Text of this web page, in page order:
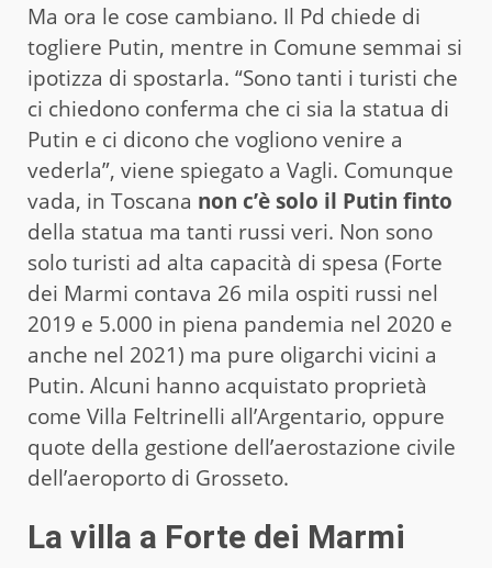
Ma ora le cose cambiano. Il Pd chiede di
togliere Putin, mentre in Comune semmai si
ipotizza di spostarla. “Sono tanti i turisti che
ci chiedono conferma che ci sia la statua di
Putin e ci dicono che vogliono venire a
vederla”, viene spiegato a Vagli. Comunque
vada, in Toscana non c’è solo il Putin finto
della statua ma tanti russi veri. Non sono
solo turisti ad alta capacità di spesa (Forte
dei Marmi contava 26 mila ospiti russi nel
2019 e 5.000 in piena pandemia nel 2020 e
anche nel 2021) ma pure oligarchi vicini a
Putin. Alcuni hanno acquistato proprietà
come Villa Feltrinelli all’Argentario, oppure
quote della gestione dell’aerostazione civile
dell’aeroporto di Grosseto.
La villa a Forte dei Marmi